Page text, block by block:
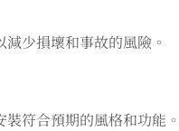
少損壞和事故的風險。
符合預期的風格和功能。